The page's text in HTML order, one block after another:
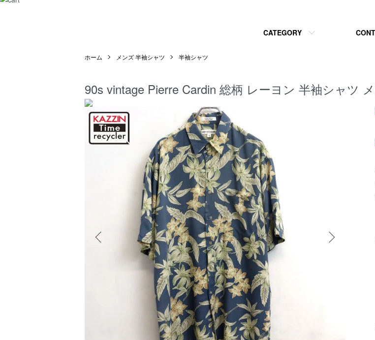
CATEGORY
ホーム メンズ 半袖シャツ 半袖シャツ
90s vintage Pierre Cardin 総柄 レーヨン 半袖シャツ